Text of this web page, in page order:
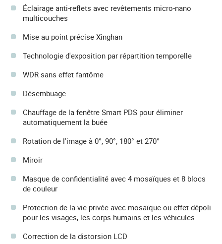
Éclairage anti-reflets avec revêtements micro-nano
multicouches
Mise au point précise Xinghan
Technologie d'exposition par répartition temporelle
WDR sans effet fantôme
Désembuage
Chauffage de la fenêtre Smart PDS pour éliminer
automatiquement la buée
Rotation de l'image à 0°, 90°, 180° et 270°
Miroir
Masque de confidentialité avec 4 mosaïques et 8 blocs
de couleur
Protection de la vie privée avec mosaïque ou effet dépoli
pour les visages, les corps humains et les véhicules
Correction de la distorsion LCD